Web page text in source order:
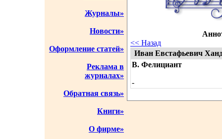
Журналы»
Новости»
Оформление статей»
Реклама в
журналах»
Обратная связь»
Книги»
О фирме»
<< Назад
Иван Евстафьевич
В. Фелициант
-